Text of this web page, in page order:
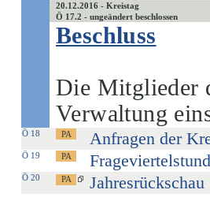
20.12.2016 - Kreistag
Ö 17.2 - ungeändert beschlossen
Beschluss
Die Mitglieder
Verwaltung
Ö 18 Anfragen der
Ö 19
Ö 20 Jahresrückschau